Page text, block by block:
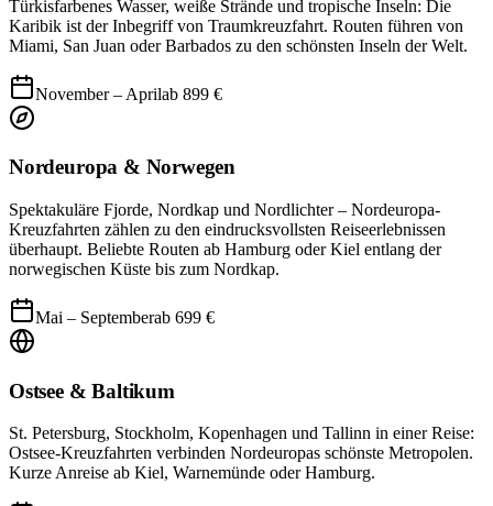
Türkisfarbenes Wasser, weiße Strände und tropische Inseln: Die
Karibik ist der Inbegriff von Traumkreuzfahrt. Routen führen von
Miami, San Juan oder Barbados zu den schönsten Inseln der Welt.
November – Aprilab 899 €
Nordeuropa & Norwegen
Spektakuläre Fjorde, Nordkap und Nordlichter – Nordeuropa-
Kreuzfahrten zählen zu den eindrucksvollsten Reiseerlebnissen
überhaupt. Beliebte Routen ab Hamburg oder Kiel entlang der
norwegischen Küste bis zum Nordkap.
Mai – Septemberab 699 €
Ostsee & Baltikum
St. Petersburg, Stockholm, Kopenhagen und Tallinn in einer Reise:
Ostsee-Kreuzfahrten verbinden Nordeuropas schönste Metropolen.
Kurze Anreise ab Kiel, Warnemünde oder Hamburg.